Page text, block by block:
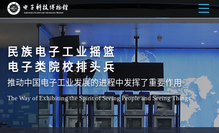
民族电子工业摇篮
电子类院校排头兵
推动中国电子工业发展的进程中发挥了重要作用
The Way of Exhibiting the Spirit of Seeing People and Seeing Things